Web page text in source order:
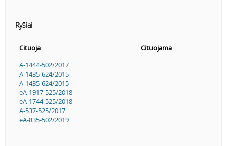
Ryšiai
Cituoja
Cituojama
A-1444-502/2017
A-1435-624/2015
A-1435-624/2015
eA-1917-525/2018
eA-1744-525/2018
A-537-525/2017
eA-835-502/2019